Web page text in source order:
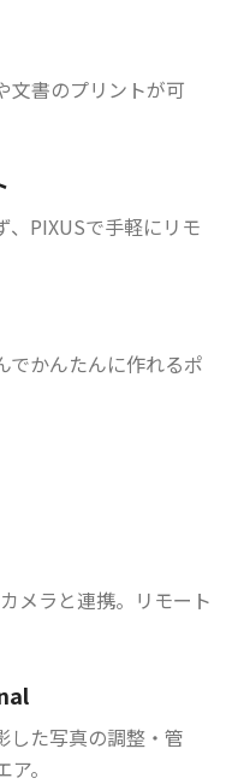
文書のプリントが可
PIXUSで手軽にリモ
でかんたんに作れるポ
メラと連携。リモート
した写真の調整・管
。